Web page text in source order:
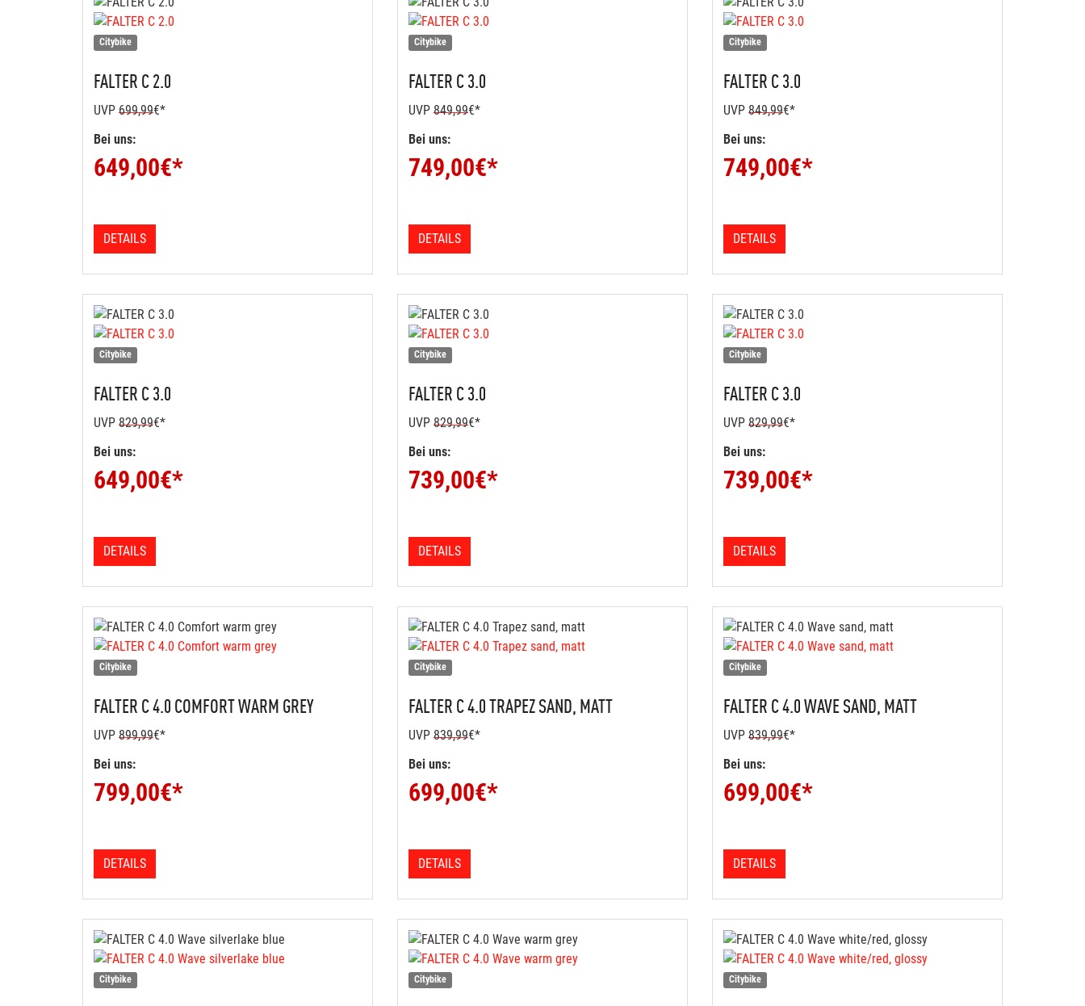
Citybike
FALTER C 2.0
UVP 699,99€*
Bei uns:
649,00€*
DETAILS
Citybike
FALTER C 3.0
UVP 849,99€*
Bei uns:
749,00€*
DETAILS
Citybike
FALTER C 3.0
UVP 849,99€*
Bei uns:
749,00€*
DETAILS
Citybike
FALTER C 3.0
UVP 829,99€*
Bei uns:
649,00€*
DETAILS
Citybike
FALTER C 3.0
UVP 829,99€*
Bei uns:
739,00€*
DETAILS
Citybike
FALTER C 3.0
UVP 829,99€*
Bei uns:
739,00€*
DETAILS
Citybike
FALTER C 4.0 COMFORT WARM GREY
UVP 899,99€*
Bei uns:
799,00€*
DETAILS
Citybike
FALTER C 4.0 TRAPEZ SAND, MATT
UVP 839,99€*
Bei uns:
699,00€*
DETAILS
Citybike
FALTER C 4.0 WAVE SAND, MATT
UVP 839,99€*
Bei uns:
699,00€*
DETAILS
Citybike Citybike Citybike